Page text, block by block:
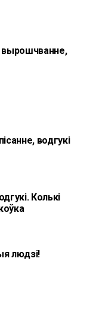
водгукі
Колькі
людзі!